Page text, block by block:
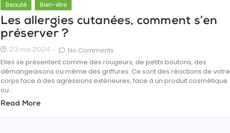
Beauté Bien-être
Les allergies cutanées, comment s’en
préserver ?
23 mai 2024 -
No Comments
Elles se présentent comme des rougeurs, de petits boutons, des
démangeaisons ou même des griffures. Ce sont des réactions de votre
corps face à des agressions extérieures, face à un produit cosmétique
ou...
Read More